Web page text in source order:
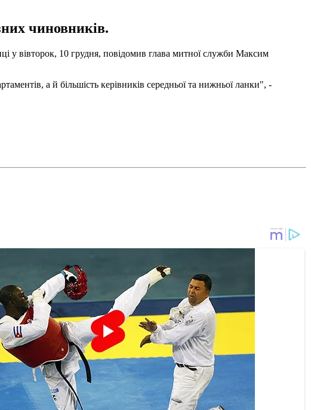
чиновників.
у вівторок, 10 грудня, повідомив глава митної служби Максим
а й більшість керівників середньої та нижньої ланки", -